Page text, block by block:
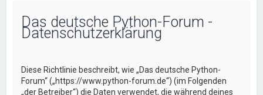
Das deutsche Python-Forum -
Datenschutzerklärung
Diese Richtlinie beschreibt, wie „Das deutsche Python-
Forum“ („https://www.python-forum.de“) (im Folgenden
„der Betreiber“) die Daten verwendet, die während deines